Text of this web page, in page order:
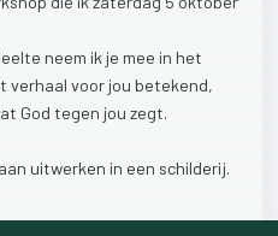
neem ik je mee in het
verhaal voor jou betekend,
God tegen jou zegt.
uitwerken in een schilderij.